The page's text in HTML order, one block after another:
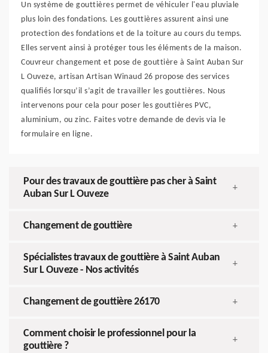
Un système de gouttières permet de véhiculer l'eau pluviale
plus loin des fondations. Les gouttières assurent ainsi une
protection des fondations et de la toiture au cours du temps.
Elles servent ainsi à protéger tous les éléments de la maison.
Couvreur changement et pose de gouttière à Saint Auban Sur
L Ouveze, artisan Artisan Winaud 26 propose des services
qualifiés lorsqu’il s’agit de travailler les gouttières. Nous
intervenons pour cela pour poser les gouttières PVC,
aluminium, ou zinc. Faites votre demande de devis via le
formulaire en ligne.
Pour des travaux de gouttière pas cher à Saint
Auban Sur L Ouveze
+
Changement de gouttière +
Spécialistes travaux de gouttière à Saint Auban
Sur L Ouveze - Nos activités
+
Changement de gouttière 26170 +
Comment choisir le professionnel pour la
gouttière ?
+